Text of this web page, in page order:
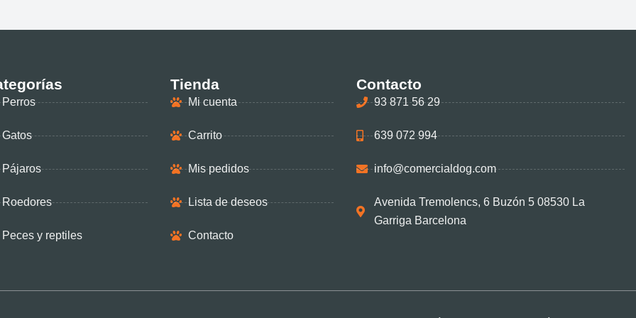
Perros
Gatos
Pájaros
Roedores
Peces y reptiles
Tienda
Mi cuenta
Carrito
Mis pedidos
Lista de deseos
Contacto
Contacto
93 871 56 29
639 072 994
info@comercialdog.com
Avenida Tremolencs, 6 Buzón 5 08530 La
Garriga Barcelona